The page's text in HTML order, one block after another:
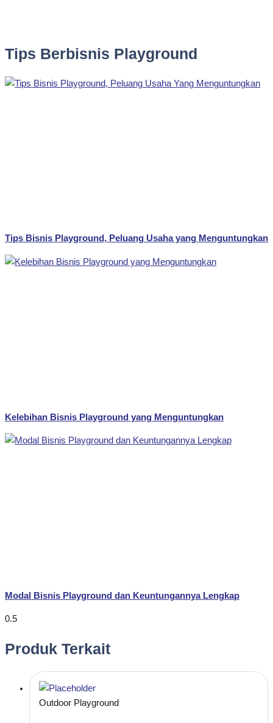
Tips Berbisnis Playground
Tips Bisnis Playground, Peluang Usaha yang Menguntungkan
Kelebihan Bisnis Playground yang Menguntungkan
Modal Bisnis Playground dan Keuntungannya Lengkap
Produk Terkait
Outdoor Playground